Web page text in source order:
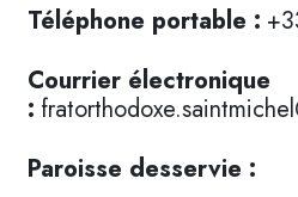
Téléphone portable :
Courrier électronique
:
Paroisse desservie :